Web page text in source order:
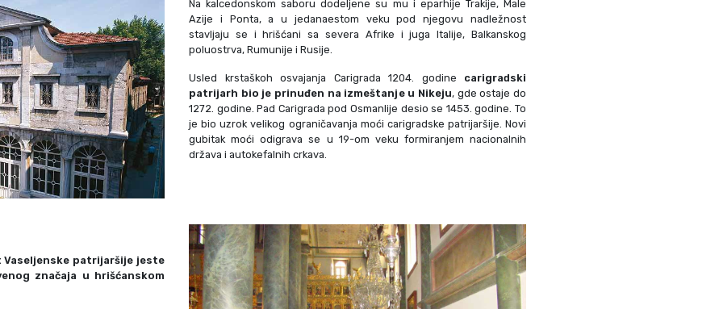
Na kalcedonskom saboru dodeljene su mu i eparhije Trakije, Male
Azije i Ponta, a u jedanaestom veku pod njegovu nadležnost
stavljaju se i hrišćani sa severa Afrike i juga Italije, Balkanskog
poluostrva, Rumunije i Rusije.
Usled krstaškoh osvajanja Carigrada 1204. godine carigradski
patrijarh bio je prinuđen na izmeštanje u Nikeju, gde ostaje do
1272. godine. Pad Carigrada pod Osmanlije desio se 1453. godine. To
je bio uzrok velikog ograničavanja moći carigradske patrijaršije. Novi
gubitak moći odigrava se u 19-om veku formiranjem nacionalnih
država i autokefalnih crkava.
Vaseljenske patrijaršije jeste
značaja u hrišćanskom